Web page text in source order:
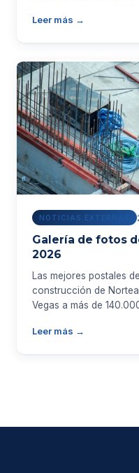
Leer más →
NOTICIAS EXTERNAS
Galería de fotos
2026
Las mejores postales
construcción de
Vegas a más de
Leer más →